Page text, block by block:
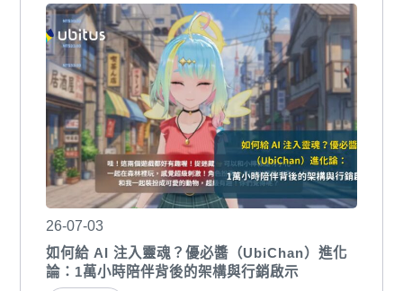
26-07-03
如何給 AI 注入靈魂？優必醬（UbiChan）進化
論：1萬小時陪伴背後的架構與行銷啟示